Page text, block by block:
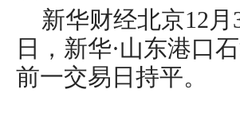
新华财经北京12
日，新华·山东港口
前一交易日持平。